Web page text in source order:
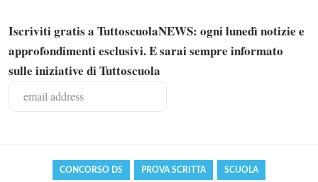
Iscriviti gratis a TuttoscuolaNEWS: ogni lunedì notizie e
approfondimenti esclusivi. E sarai sempre informato
sulle iniziative di Tuttoscuola
CONCORSO DS PROVA SCRITTA SCUOLA
Solo gli utenti registrati possono
commentare!